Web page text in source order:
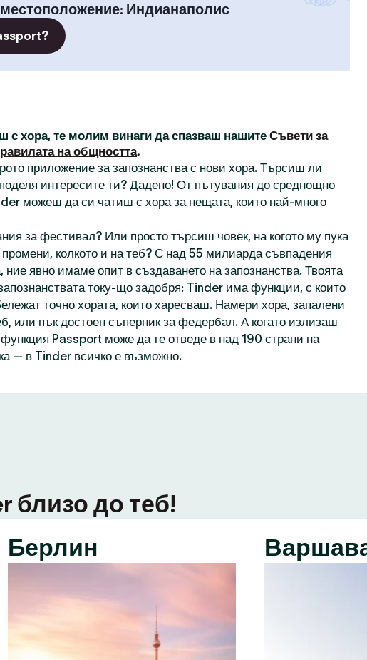
: Индианаполис
с хора, те молим винаги да спазваш нашитеСъвети за
на общността.
приложение за запознанства с нови хора. Търсиш ли
интересите ти? Дадено! От пътувания до среднощно
можеш да си чатиш с хора за нещата, които най-много
за фестивал? Или просто търсиш човек, на когото му пука
колкото и на теб? С над 55 милиарда съвпадения
явно имаме опит в създаването на запознанства. Твоята
току-що задобря: Tinder има функции, с които
точно хората, които харесваш. Намери хора, запалени
или пък достоен съперник за федербал. А когато излизаш
Passport може да те отведе в над 190 страни на
— в Tinder всичко е възможно.
близо до теб!
Берлин